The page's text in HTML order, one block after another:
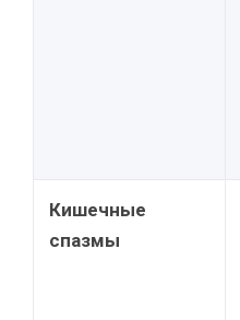
Кишечные
спазмы